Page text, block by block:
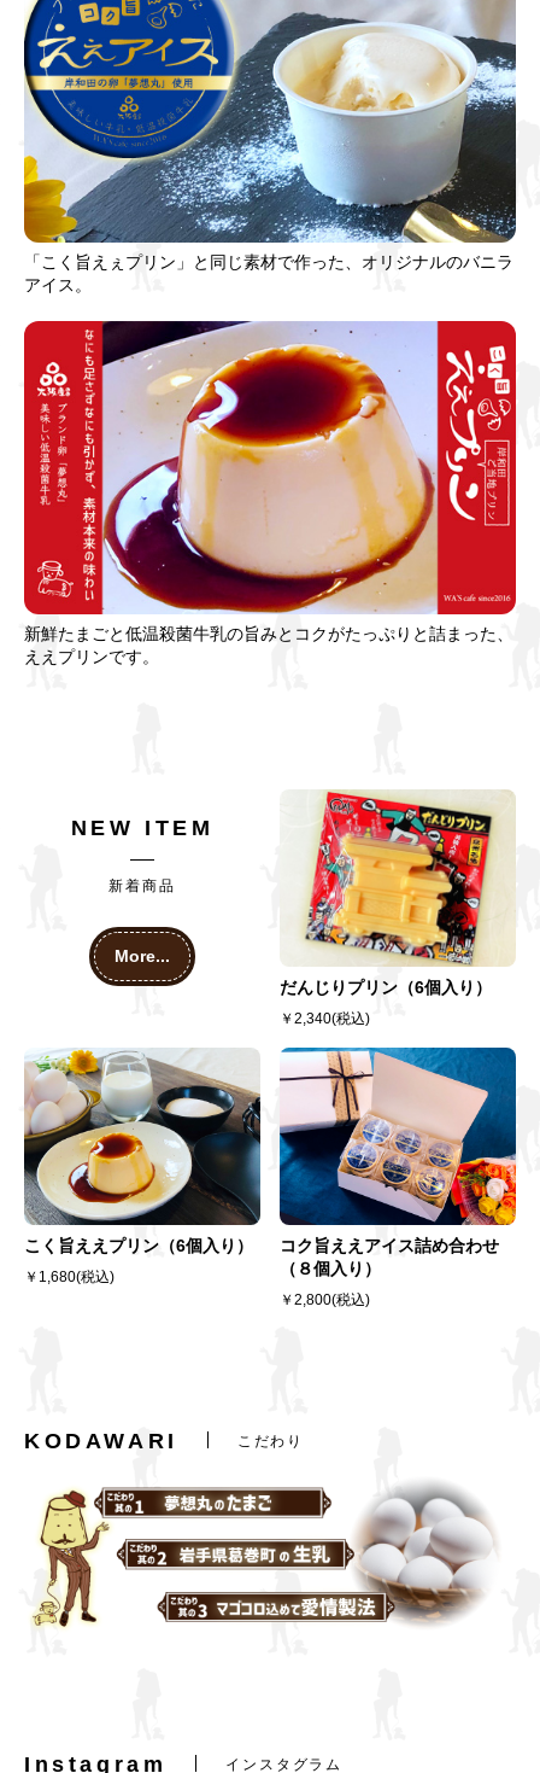
「こく旨えぇプリン」と同じ素材で作った、オリジナルのバニラ
アイス。
新鮮たまごと低温殺菌牛乳の旨みとコクがたっぷりと詰まった、
ええプリンです。
NEW ITEM
新着商品
More...
だんじりプリン（6個入り）
￥2,340(税込)
こく旨ええプリン（6個入り）
￥1,680(税込)
コク旨ええアイス詰め合わせ
（８個入り）
￥2,800(税込)
KODAWARI こだわり
Instagram インスタグラム